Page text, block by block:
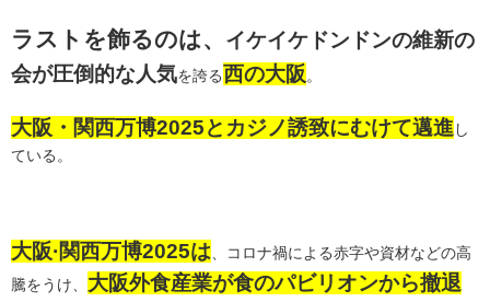
ラストを飾るのは、
イケイケドンドンの維新の
会が圧倒的な人気を誇る西の大阪。
大阪・関西万博2025とカジノ誘致にむけて邁進し
ている。
大阪·関西万博2025は、コロナ禍による赤字や資材などの高
騰をうけ、 大阪外食産業が食のパビリオンから撤退